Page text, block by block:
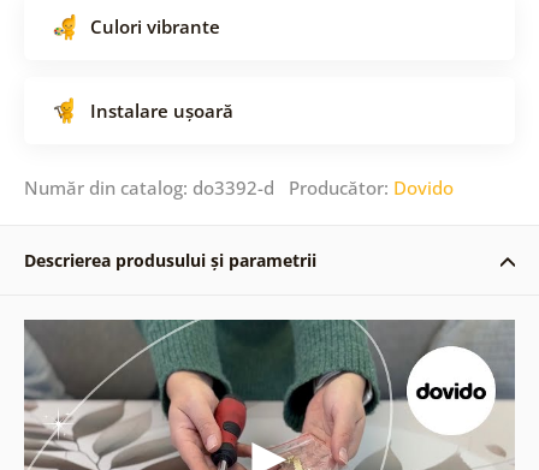
Culori vibrante
Instalare ușoară
Număr din catalog: do3392-d Producător: Dovido
Descrierea produsului și parametrii